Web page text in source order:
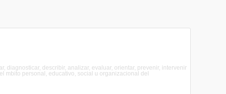
diagnosticar, describir, analizar, evaluar, orientar, prevenir, intervenir
mbito personal, educativo, social u organizacional del